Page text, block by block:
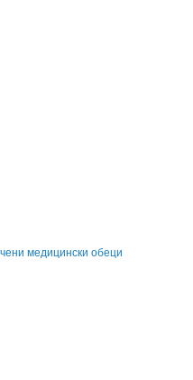
медицински обеци